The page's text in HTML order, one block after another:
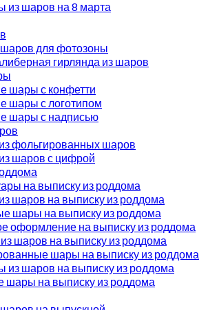
из шаров на 8 марта
шаров для фотозоны
гирлянда из шаров
шары с конфетти
шары с логотипом
шары с надписью
фольгированных шаров
шаров с цифрой
на выписку из роддома
шаров на выписку из роддома
шары на выписку из роддома
оформление на выписку из роддома
шаров на выписку из роддома
шары на выписку из роддома
из шаров на выписку из роддома
шары на выписку из роддома